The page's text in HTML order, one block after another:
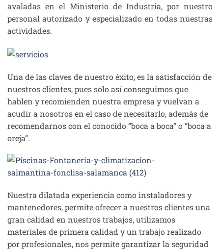
avaladas en el Ministerio de Industria, por nuestro
personal autorizado y especializado en todas nuestras
actividades.
Una de las claves de nuestro éxito, es la satisfacción de
nuestros clientes, pues solo así conseguimos que
hablen y recomienden nuestra empresa y vuelvan a
acudir a nosotros en el caso de necesitarlo, además de
recomendarnos con el conocido “boca a boca” o “boca a
oreja”.
Nuestra dilatada experiencia como instaladores y
mantenedores, permite ofrecer a nuestros clientes una
gran calidad en nuestros trabajos, utilizamos
materiales de primera calidad y un trabajo realizado
por profesionales, nos permite garantizar la seguridad